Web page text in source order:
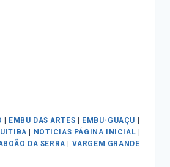
| EMBU DAS ARTES | EMBU-GUAÇU |
| NOTICIAS PÁGINA INICIAL |
DA SERRA | VARGEM GRANDE